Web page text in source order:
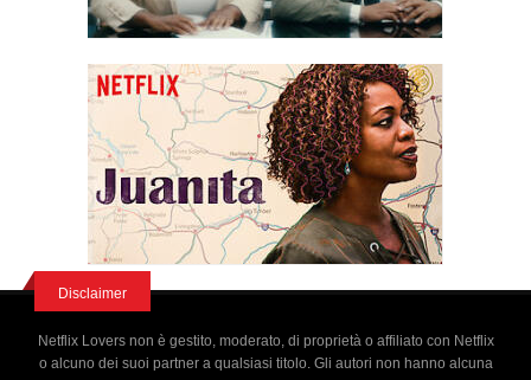
Disclaimer
Netflix Lovers non è gestito, moderato, di proprietà o affiliato con Netflix
o alcuno dei suoi partner a qualsiasi titolo. Gli autori non hanno alcuna